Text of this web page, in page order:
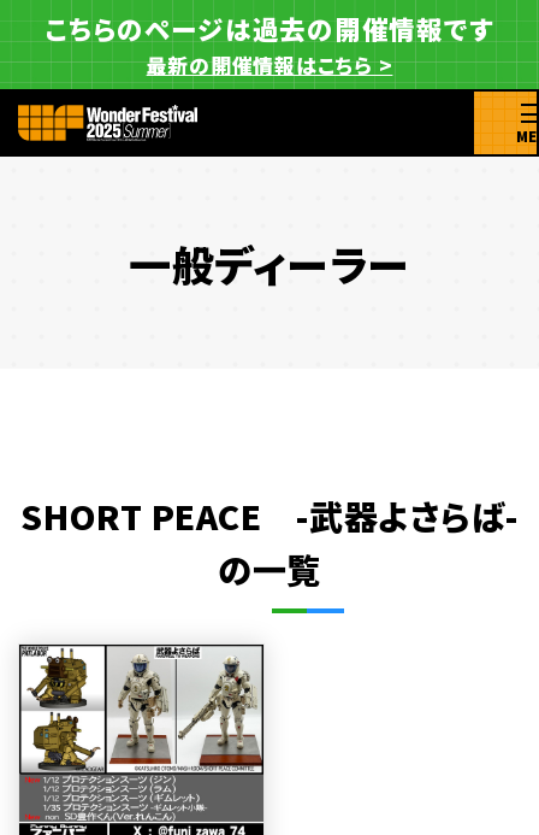
こちらのページは過去の開催情報です
最新の開催情報はこちら >
一般ディーラー
SHORT PEACE -武器よさらば-
の一覧